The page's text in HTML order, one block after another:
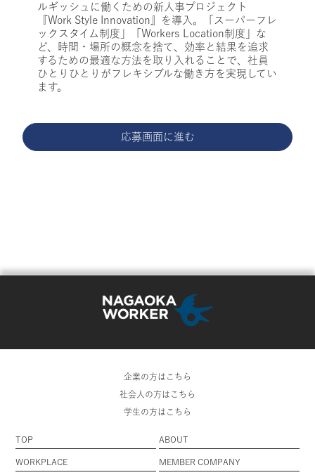
ルギッシュに働くための新人事プロジェクト
『Work Style Innovation』を導入。「スーパーフレ
ックスタイム制度」「Workers Location制度」な
ど、時間・場所の概念を捨て、効率と結果を追求
するための最適な方法を取り入れることで、社員
ひとりひとりがフレキシブルな働き方を実現してい
ます。
応募画面に進む
企業の方はこちら
社会人の方はこちら
学生の方はこちら
TOP ABOUT
WORKPLACE MEMBER COMPANY